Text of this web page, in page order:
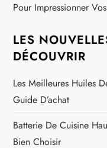
Pour Impressionner
LES
DÉCOUVRIR
Les Meilleures Huiles
Guide D’achat
Batterie De Cuisine
Bien Choisir